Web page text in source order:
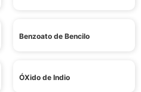
Benzoato de Bencilo
ÓXido de Indio